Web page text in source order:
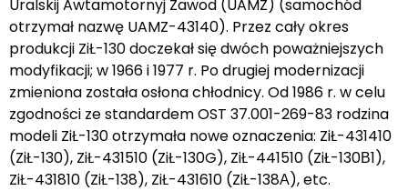
Uralskij Awtamotornyj Zawod (UAMZ) (samochód
otrzymał nazwę UAMZ-43140). Przez cały okres
produkcji ZiŁ-130 doczekał się dwóch poważniejszych
modyfikacji; w 1966 i 1977 r. Po drugiej modernizacji
zmieniona została osłona chłodnicy. Od 1986 r. w celu
zgodności ze standardem OST 37.001-269-83 rodzina
modeli ZiŁ-130 otrzymała nowe oznaczenia: ZiŁ-431410
(ZiŁ-130), ZiŁ-431510 (ZiŁ-130G), ZiŁ-441510 (ZiŁ-130В1),
ZiŁ-431810 (ZiŁ-138), ZiŁ-431610 (ZiŁ-138А), etc.